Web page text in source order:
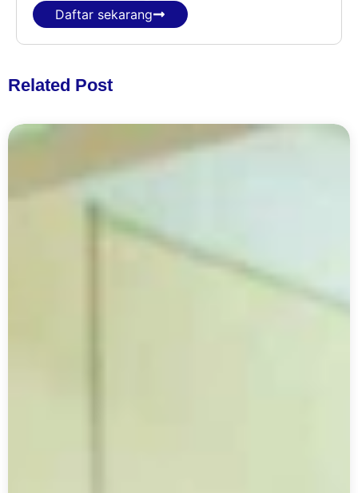
Daftar sekarang
Related Post